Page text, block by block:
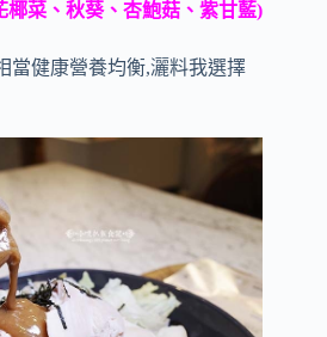
椰菜、秋葵、杏鮑菇、紫甘藍)
當健康營養均衡,灑料我選擇